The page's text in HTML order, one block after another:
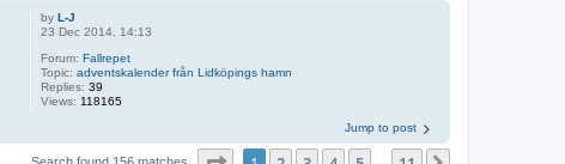
byL-J
23 Dec 2014, 14:13
Forum:Fallrepet
Topic:adventskalender från Lidköpings hamn
Replies:39
Views: 118165
Jump to post